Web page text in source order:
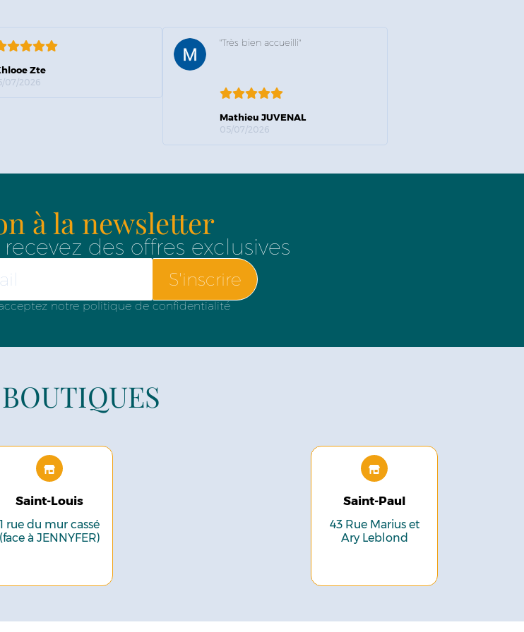
Zte
07/2026
"Très bien accueilli"
Mathieu JUVENAL
05/07/2026
à la newsletter
des offres exclusives
S'inscrire
acceptez notre politique de confidentialité
Saint-Louis
1 rue du mur cassé
(face à JENNYFER)
Saint-Paul
43 Rue Marius et
Ary Leblond